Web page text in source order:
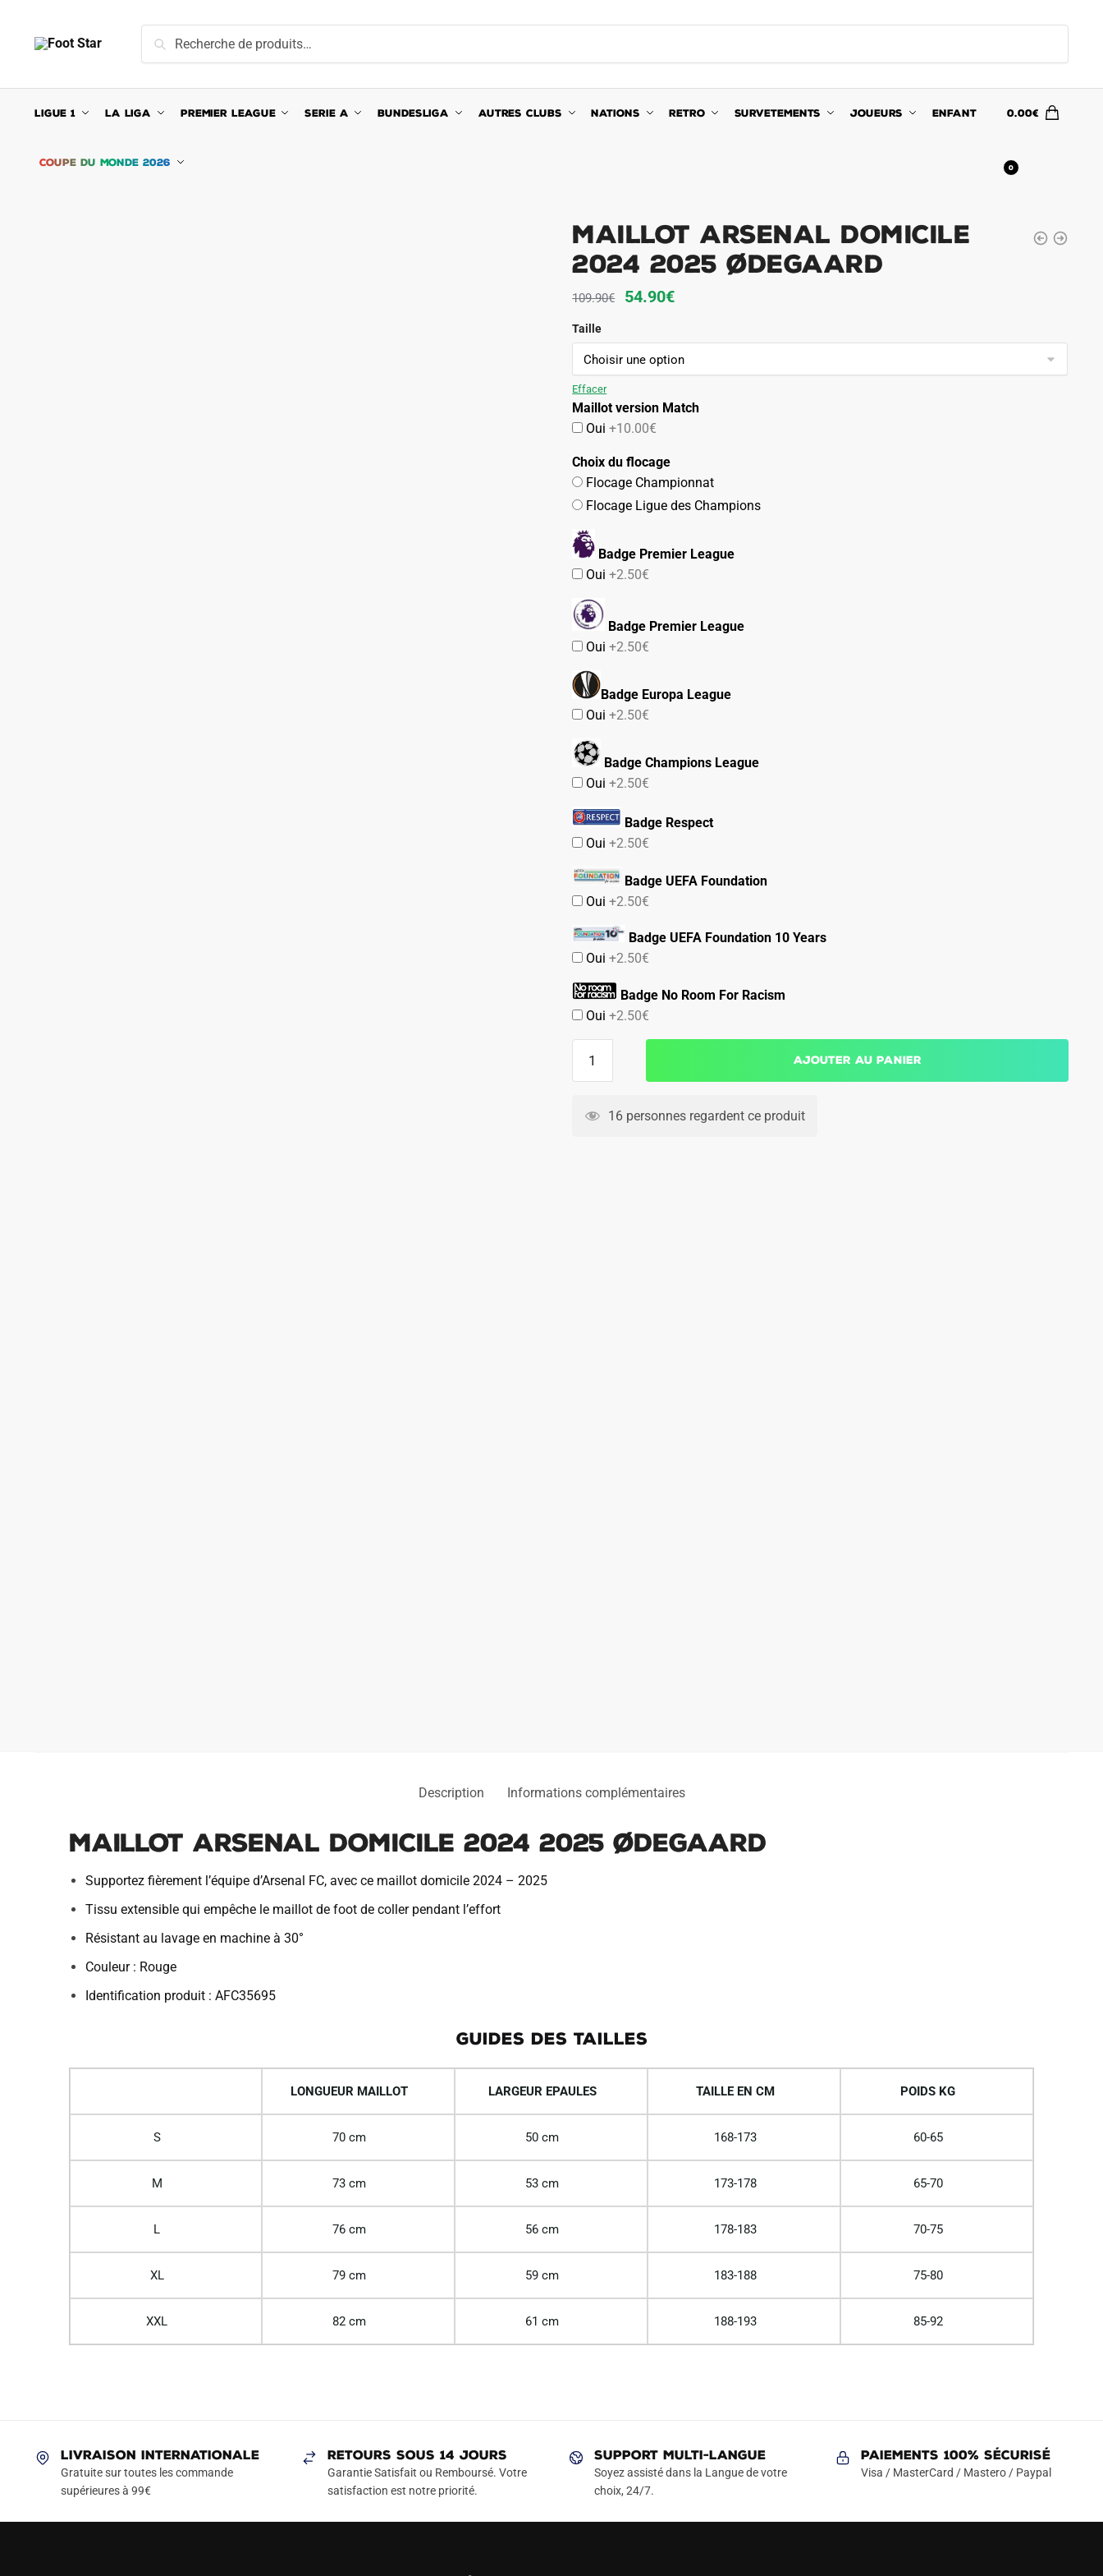
navigation
content
pour :
Recherche
LIGUE 1 LA LIGA PREMIER LEAGUE SERIE A BUNDESLIGA AUTRES CLUBS NATIONS RETRO SURVETEMENTS JOUEURS ENFANT
COUPE DU MONDE 2026
0.00€
0
Maillot Arsenal Domicile
2024 2025 Ødegaard
109.90€
Le
initial
était :
54.90€Le
actuel
est :
Taille
Effacer
Maillot version Match
Oui+10.00€
Choix du flocage
Flocage Championnat
Flocage Ligue des Champions
Badge Premier League
Oui+2.50€
Badge Premier League
Oui+2.50€
Badge Europa League
Oui+2.50€
Badge Champions League
Oui+2.50€
Badge Respect
Oui+2.50€
Badge UEFA Foundation
Oui+2.50€
Badge UEFA Foundation 10 Years
Oui+2.50€
Badge No Room For Racism
Oui+2.50€
Arsenal
Ajouter au panier
16 personnes regardent ce produit
Description Informations complémentaires
Maillot Arsenal Domicile 2024 2025 Ødegaard
Supportez fièrement l’équipe d’Arsenal FC, avec ce maillot domicile 2024 – 2025
Tissu extensible qui empêche le maillot de foot de coller pendant l’effort
Résistant au lavage en machine à 30°
Couleur : Rouge
Identification produit : AFC35695
GUIDES DES TAILLES
LONGUEUR MAILLOT LARGEUR EPAULES TAILLE EN CM POIDS KG
S 70 cm 50 cm 168-173 60-65
M 73 cm 53 cm 173-178 65-70
L 76 cm 56 cm 178-183 70-75
XL 79 cm 59 cm 183-188 75-80
XXL 82 cm 61 cm 188-193 85-92
LIVRAISON INTERNATIONALE
Gratuite sur toutes les commande
supérieures à 99€
RETOURS SOUS 14 JOURS
Garantie Satisfait ou Remboursé. Votre
satisfaction est notre priorité.
SUPPORT MULTI-LANGUE
Soyez assisté dans la Langue de votre
choix, 24/7.
Paiements 100% Sécurisé
Visa / MasterCard / Mastero / Paypal